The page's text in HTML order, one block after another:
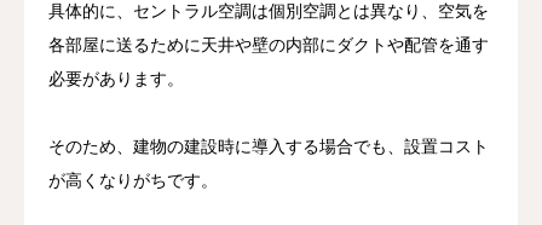
具体的に、セントラル空調は個別空調とは異なり、空気を
各部屋に送るために天井や壁の内部にダクトや配管を通す
必要があります。
そのため、建物の建設時に導入する場合でも、設置コスト
が高くなりがちです。